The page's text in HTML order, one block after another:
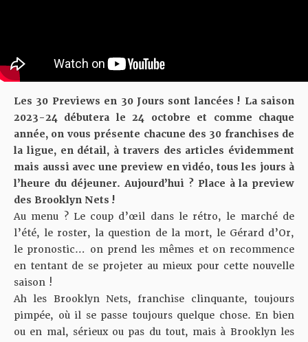
Les 30 Previews en 30 Jours sont lancées ! La saison
2023-24 débutera le 24 octobre et comme chaque
année, on vous présente chacune des 30 franchises de
la ligue, en détail, à travers des articles évidemment
mais aussi avec une preview en vidéo, tous les jours à
l’heure du déjeuner.Aujourd’hui ? Place à la preview
des Brooklyn Nets !
Au menu ? Le coup d’œil dans le rétro, le marché de
l’été, le roster, la question de la mort, le Gérard d’Or,
le pronostic… on prend les mêmes et on recommence
en tentant de se projeter au mieux pour cette nouvelle
saison !
Ah les Brooklyn Nets, franchise clinquante, toujours
pimpée, où il se passe toujours quelque chose. En bien
ou en mal, sérieux ou pas du tout, mais à Brooklyn les